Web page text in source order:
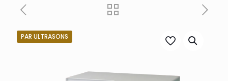
PAR ULTRASONS